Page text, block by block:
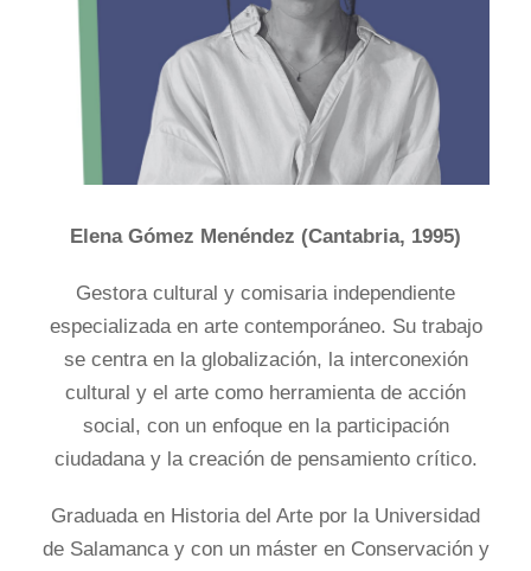
Elena Gómez Menéndez (Cantabria, 1995)
Gestora cultural y comisaria independiente
especializada en arte contemporáneo. Su trabajo
se centra en la globalización, la interconexión
cultural y el arte como herramienta de acción
social, con un enfoque en la participación
ciudadana y la creación de pensamiento crítico.
Graduada en Historia del Arte por la Universidad
de Salamanca y con un máster en Conservación y